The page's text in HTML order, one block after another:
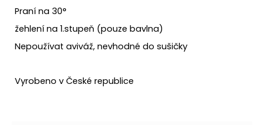
Praní na 30°
žehlení na 1.stupeň (pouze bavlna)
Nepoužívat aviváž, nevhodné do sušičky
Vyrobeno v České republice